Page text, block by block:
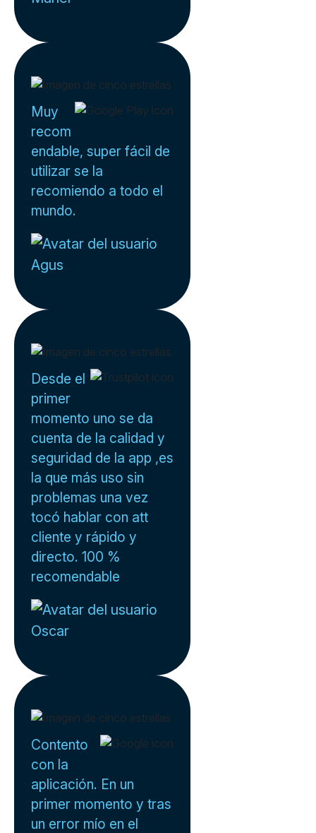
Muy
recom
endable, super fácil de
utilizar se la
recomiendo a todo el
mundo.
Agus
Desde el
primer
momento uno se da
cuenta de la calidad y
seguridad de la app ,es
la que más uso sin
problemas una vez
tocó hablar con att
cliente y rápido y
directo. 100 %
recomendable
Oscar
Contento
con la
aplicación. En un
primer momento y tras
un error mío en el